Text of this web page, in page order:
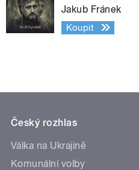
Jakub Fránek
Koupit
Český rozhlas
Válka na Ukrajině
Komunální volby